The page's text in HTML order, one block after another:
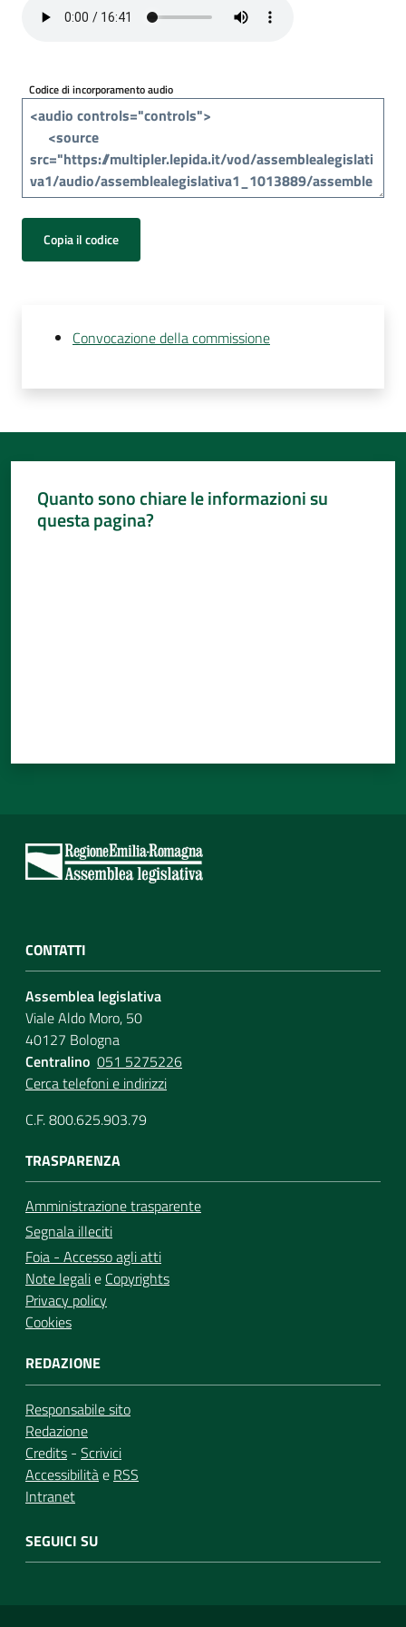
Per
cittadini
Codice di incorporamento audio
Copia il codice
Convocazione della commissione
Quanto sono chiare le informazioni su
questa pagina?
CONTATTI
Assemblea legislativa
Viale Aldo Moro, 50
40127 Bologna
Centralino 051 5275226
Cerca telefoni e indirizzi
C.F. 800.625.903.79
TRASPARENZA
Amministrazione trasparente
Segnala illeciti
Foia - Accesso agli atti
Note legalie Copyrights
Privacy policy
Cookies
REDAZIONE
Responsabile sito
Redazione
Credits - Scrivici
Accessibilitàe RSS
Intranet
SEGUICI SU